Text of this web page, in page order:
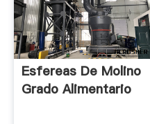
Esfereas De Molino
Grado Alimentario